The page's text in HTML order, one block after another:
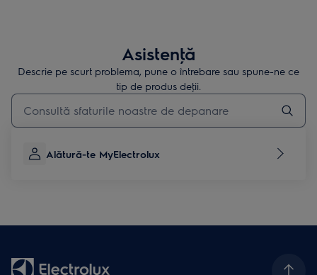
Asistenţă
Descrie pe scurt problema, pune o întrebare sau spune-ne ce
tip de produs deţii.
Type to search for support articles
Alătură-te MyElectrolux